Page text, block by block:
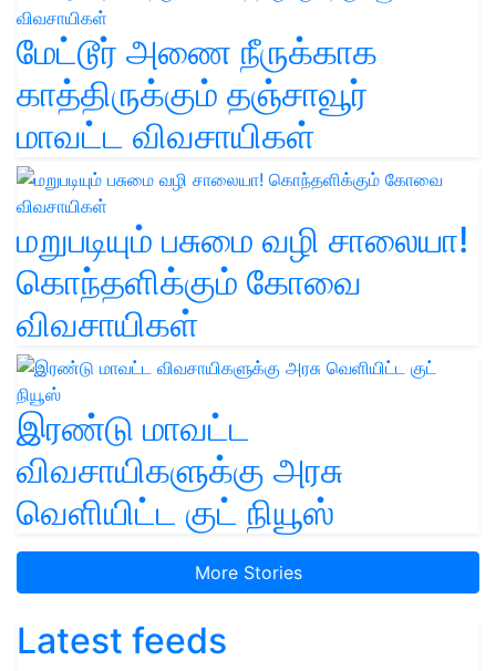
மேட்டூர் அணை நீருக்காக
காத்திருக்கும் தஞ்சாவூர்
மாவட்ட விவசாயிகள்
மறுபடியும் பசுமை வழி சாலையா!
கொந்தளிக்கும் கோவை
விவசாயிகள்
இரண்டு மாவட்ட
விவசாயிகளுக்கு அரசு
வெளியிட்ட குட் நியூஸ்
More Stories
Latest feeds